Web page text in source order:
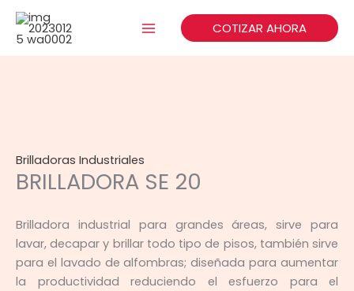
contenido
COTIZAR AHORA
Brilladoras Industriales
BRILLADORA SE 20
Brilladora industrial para grandes áreas, sirve para
lavar, decapar y brillar todo tipo de pisos, también sirve
para el lavado de alfombras; diseñada para aumentar
la productividad reduciendo el esfuerzo para el